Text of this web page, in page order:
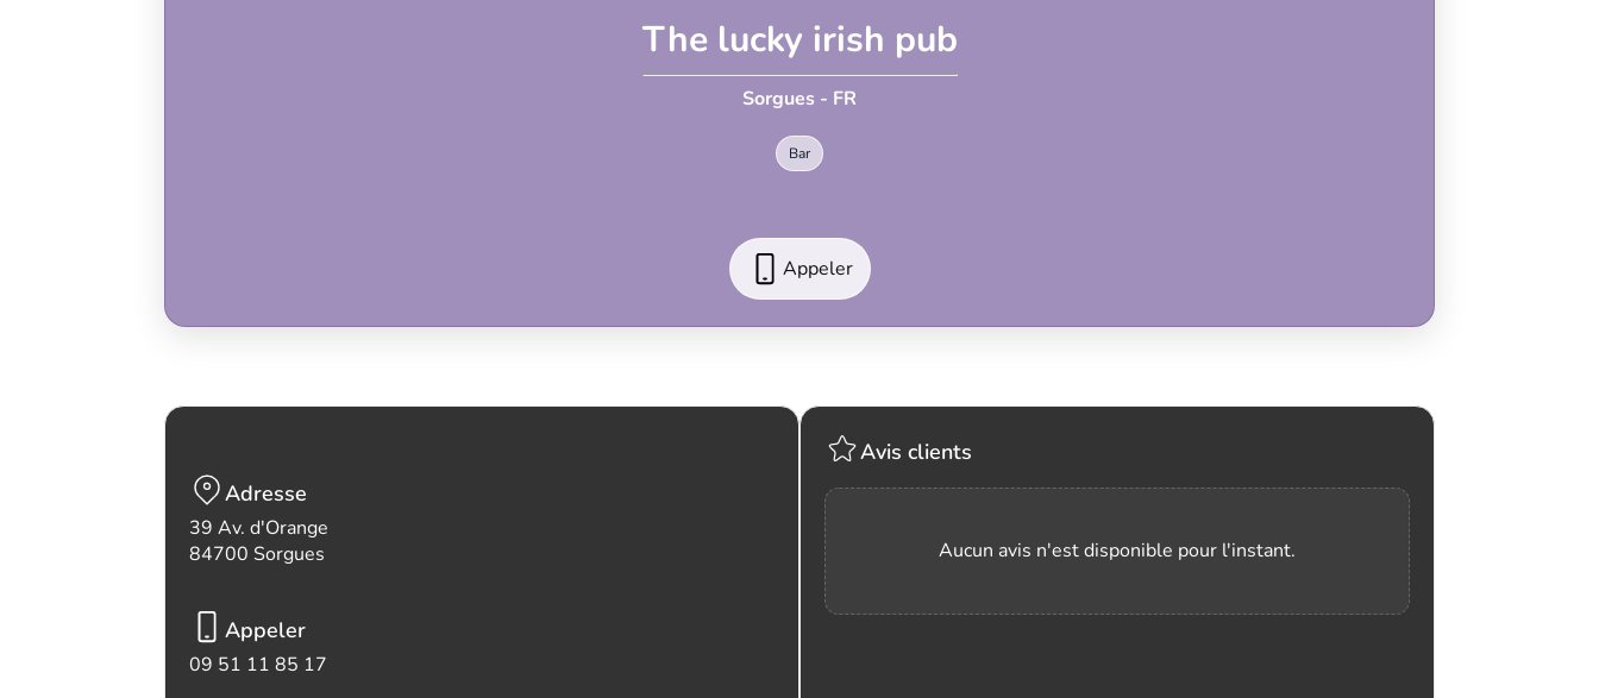
The lucky irish pub
Sorgues - FR
Bar
Appeler
Adresse
39 Av. d'Orange
84700 Sorgues
Appeler
09 51 11 85 17
Avis clients
Aucun avis n'est disponible pour l'instant.